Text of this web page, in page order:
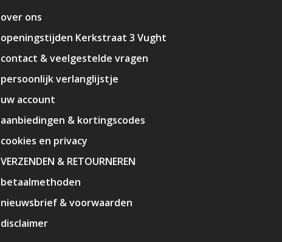
over ons
openingstijden Kerkstraat 3 Vught
contact & veelgestelde vragen
persoonlijk verlanglijstje
uw account
aanbiedingen & kortingscodes
cookies en privacy
VERZENDEN & RETOURNEREN
betaalmethoden
nieuwsbrief & voorwaarden
disclaimer